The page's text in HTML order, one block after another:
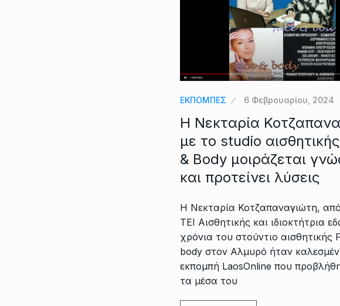
ΕΚΠΟΜΠΕΣ 6 Φεβρουαρίου, 2024
Η Νεκταρία
με το studio
& Body μοιράζεται
και προτείνει λύσεις
Η Νεκταρία Κοτζαπαναγιώτη,
ΤΕΙ Αισθητικής και ιδιοκτήτρια
χρόνια του στούντιο αισθητικής
body στον Αλμυρό ήταν
εκπομπή LaosOnline που
τα μέσα του